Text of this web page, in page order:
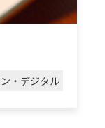
・デジタル